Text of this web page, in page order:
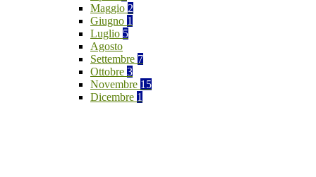
Maggio 2
Giugno 1
Luglio 5
Agosto
Settembre 7
Ottobre 3
Novembre 15
Dicembre 1